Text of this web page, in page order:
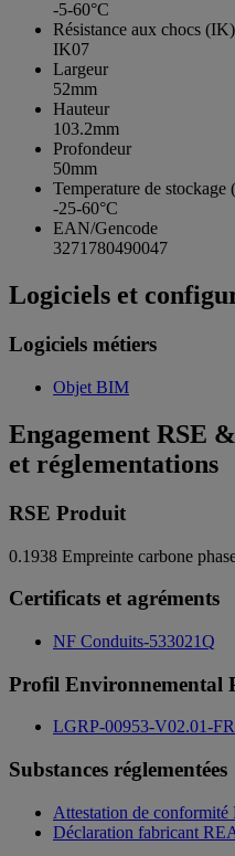
-5-60°C
Résistance aux chocs (IK)
IK07
Largeur
52mm
Hauteur
103.2mm
Profondeur
50mm
Temperature de
-25-60°C
EAN/Gencode
3271780490047
Logiciels et
Logiciels métiers
Objet BIM
Engagement RSE
et réglementations
RSE Produit
0.1938 Empreinte carbone
Certificats et agréments
NF Conduits-533021Q
Profil Environnemental
LGRP-00953-V02.01-
Substances réglementées
Attestation de conformité
Déclaration fabricant